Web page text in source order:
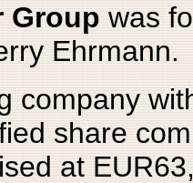
Group was
Ehrmann.
company
share
at